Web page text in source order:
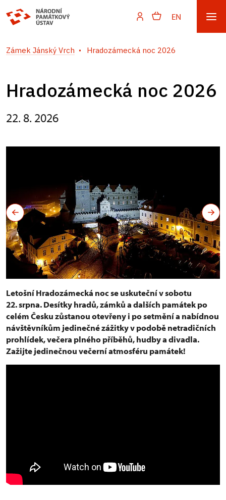
EN
Zámek Jánský Vrch Hradozámecká noc 2026
Hradozámecká noc 2026
22. 8. 2026
Letošní Hradozámecká noc se uskuteční v sobotu
22. srpna. Desítky hradů, zámků a dalších památek po
celém Česku zůstanou otevřeny i po setmění a nabídnou
návštěvníkům jedinečné zážitky v podobě netradičních
prohlídek, večera plného příběhů, hudby a divadla.
Zažijte jedinečnou večerní atmosféru památek!